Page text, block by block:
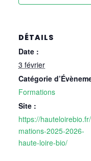
DÉTAILS
Date :
3 février
Catégorie
Formations
Site :
https://
mations-2025-2026-
haute-loire-bio/